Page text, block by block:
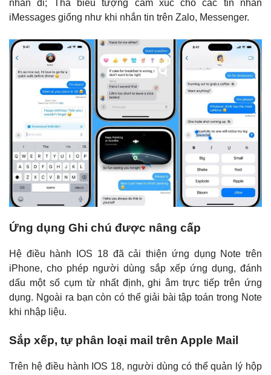
nhắn đi; Thả biểu tượng cảm xúc cho các tin nhắn
iMessages giống như khi nhắn tin trên Zalo, Messenger.
Ứng dụng Ghi chú được nâng cấp
Hệ điều hành IOS 18 đã cải thiện ứng dụng Note trên
iPhone, cho phép người dùng sắp xếp ứng dụng, đánh
dấu một số cụm từ nhất định, ghi âm trực tiếp trên ứng
dụng. Ngoài ra bạn còn có thể giải bài tập toán trong Note
khi nhập liệu.
Sắp xếp, tự phân loại mail trên Apple Mail
Trên hệ điều hành IOS 18, người dùng có thể quản lý hộp